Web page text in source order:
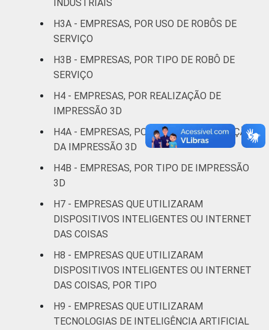
comunicação
Atividades
imobiliárias,
atividades
profissionais,
atividades
administrativas
complementares
Artes, cultura,
recreação,
outras
22 24
INDUSTRIAIS
H3A - EMPRESAS, POR USO DE ROBÔS DE
SERVIÇO
H3B - EMPRESAS, POR TIPO DE ROBÔ DE
SERVIÇO
H4 - EMPRESAS, POR REALIZAÇÃO DE
IMPRESSÃO 3D
H4A - EMPRESAS, POR MEIO DE REALIZAÇÃO
DA IMPRESSÃO 3D
H4B - EMPRESAS, POR TIPO DE IMPRESSÃO
3D
H7 - EMPRESAS QUE UTILIZARAM
DISPOSITIVOS INTELIGENTES OU INTERNET
DAS COISAS
H8 - EMPRESAS QUE UTILIZARAM
DISPOSITIVOS INTELIGENTES OU INTERNET
DAS COISAS, POR TIPO
H9 - EMPRESAS QUE UTILIZARAM
TECNOLOGIAS DE INTELIGÊNCIA ARTIFICIAL